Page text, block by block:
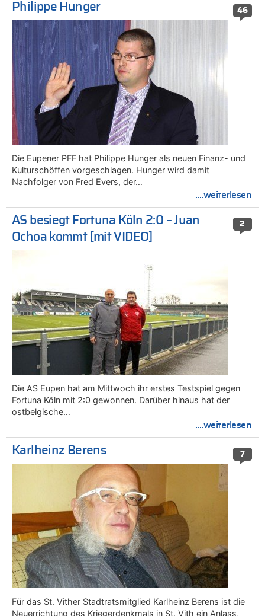
46
Philippe Hunger
Die Eupener PFF hat Philippe Hunger als neuen Finanz- und
Kulturschöffen vorgeschlagen. Hunger wird damit
Nachfolger von Fred Evers, der…
....weiterlesen
2
AS besiegt Fortuna Köln 2:0 – Juan
Ochoa kommt [mit VIDEO]
Die AS Eupen hat am Mittwoch ihr erstes Testspiel gegen
Fortuna Köln mit 2:0 gewonnen. Darüber hinaus hat der
ostbelgische…
....weiterlesen
7
Karlheinz Berens
Für das St. Vither Stadtratsmitglied Karlheinz Berens ist die
Neuerrichtung des Kriegerdenkmals in St. Vith ein Anlass,